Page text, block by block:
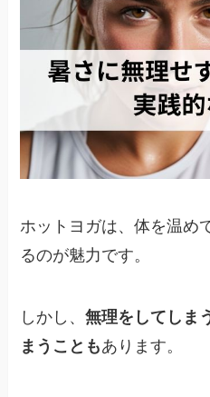
ホットヨガは、体を温め
るのが魅力です。
しかし、無理をしてしま
まうこともあります。